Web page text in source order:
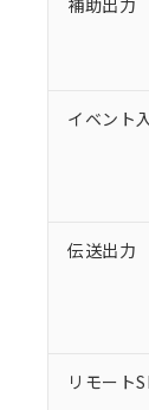
補助出力
イベント
伝送出力
リモート